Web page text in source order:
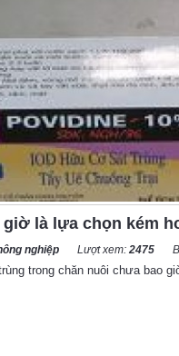
là lựa chọn kém
nghiệp Lượt xem: 2475
trong chăn nuôi chưa bao